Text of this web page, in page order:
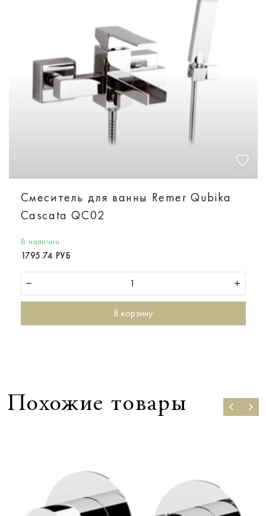
Смеситель для ванны Remer Qubika
Cascata QC02
В наличии
1795.74 РУБ
В корзину
Похожие товары